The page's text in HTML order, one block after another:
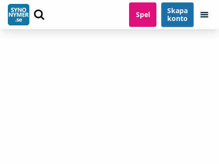
Spel
Skapa
konto